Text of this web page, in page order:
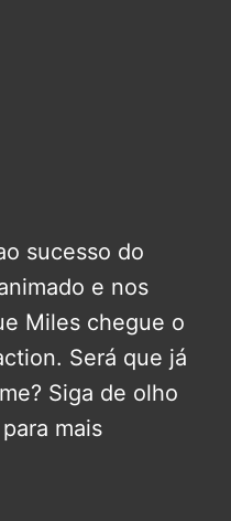
sucesso do
e nos
Miles chegue o
Será que já
Siga de olho
para mais